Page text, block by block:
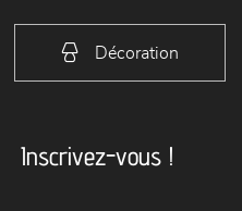
Décoration
Inscrivez-vous !